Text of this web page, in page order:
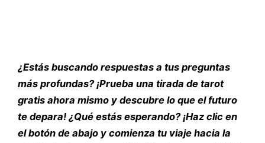
¿Estás buscando respuestas a tus preguntas
más profundas? ¡Prueba una tirada de tarot
gratis ahora mismo y descubre lo que el futuro
te depara! ¿Qué estás esperando? ¡Haz clic en
el botón de abajo y comienza tu viaje hacia la